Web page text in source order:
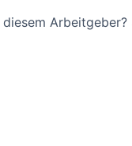
Arbeitgeber?